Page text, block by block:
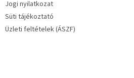
Jogi nyilatkozat
Süti tájékoztató
Üzleti feltételek (ÁSZF)